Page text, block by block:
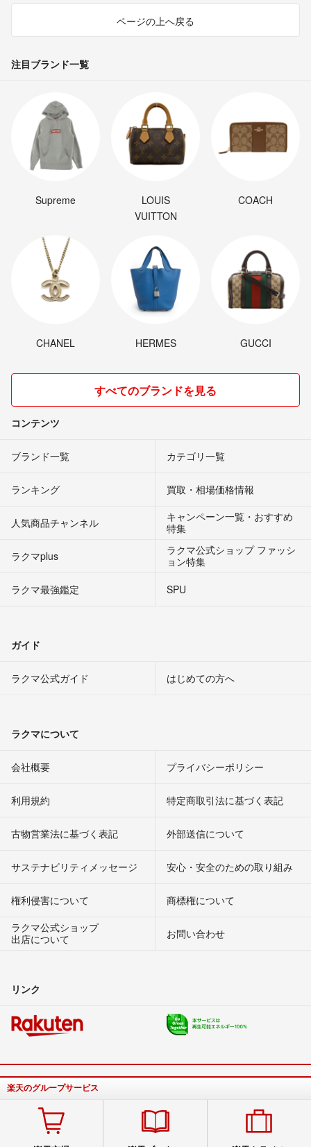
ページの上へ戻る
注目ブランド一覧
Supreme
LOUIS
VUITTON
COACH
CHANEL HERMES GUCCI
すべてのブランドを見る
コンテンツ
ブランド一覧 カテゴリ一覧
ランキング 買取・相場価格情報
人気商品チャンネル
キャンペーン一覧・おすすめ
特集
ラクマplus
ラクマ公式ショップ ファッシ
ョン特集
ラクマ最強鑑定
SPU
ガイド
ラクマ公式ガイド はじめての方へ
ラクマについて
会社概要 プライバシーポリシー
利用規約 特定商取引法に基づく表記
古物営業法に基づく表記 外部送信について
サステナビリティメッセージ 安心・安全のための取り組み
権利侵害について
商標権について
ラクマ公式ショップ
出店について
お問い合わせ
リンク
楽天のグループサービス